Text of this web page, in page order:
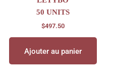
50 UNITS
$497.50
Ajouter au panier